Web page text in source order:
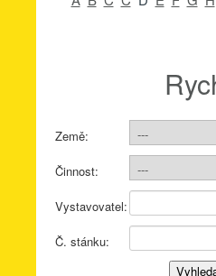
Země:
Činnost:
Vystavovatel:
Č. stánku: